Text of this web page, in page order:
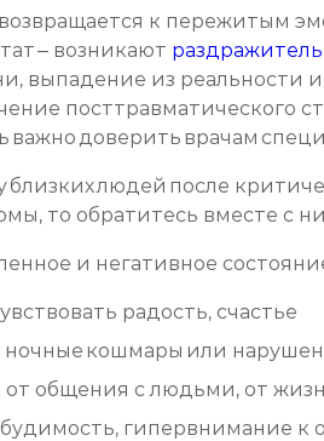
к пережитым
– возникают
выпадение из реальности
посттравматического
важно доверить врачам
близких людей после
то обратитесь вместе с
и негативное
радость, счастье
кошмары или
от общения с людьми, от
гипервнимание к